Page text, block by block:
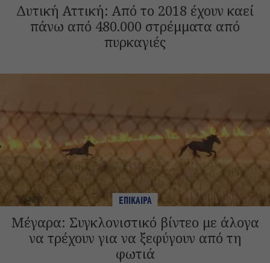
Δυτική Αττική: Από το 2018 έχουν καεί
πάνω από 480.000 στρέμματα από
πυρκαγιές
ΕΠΙΚΑΙΡΑ
Μέγαρα: Συγκλονιστικό βίντεο με άλογα
να τρέχουν για να ξεφύγουν από τη
φωτιά